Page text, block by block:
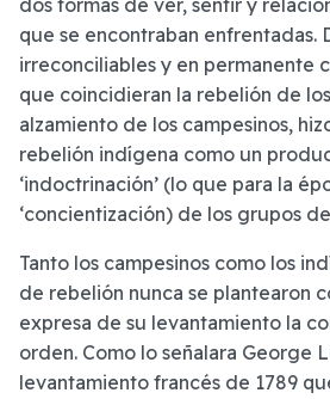
dos formas de ver, sentir y
que se encontraban enfrentadas.
irreconciliables y en permanente
que coincidieran la rebelión de
alzamiento de los campesinos,
rebelión indígena como un
‘indoctrinación’ (lo que para la
‘concientización) de los grupos
Tanto los campesinos como los
de rebelión nunca se plantearon
expresa de su levantamiento la
orden. Como lo señalara George
levantamiento francés de 1789